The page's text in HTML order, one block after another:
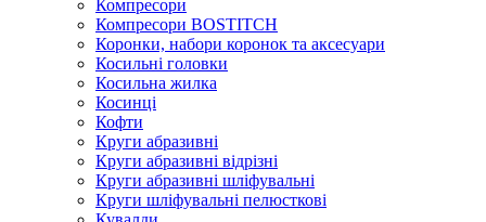
Компресори
Компресори BOSTITCH
Коронки, набори коронок та аксесуари
Косильні головки
Косильна жилка
Косинці
Кофти
Круги абразивні
Круги абразивні відрізні
Круги абразивні шліфувальні
Круги шліфувальні пелюсткові